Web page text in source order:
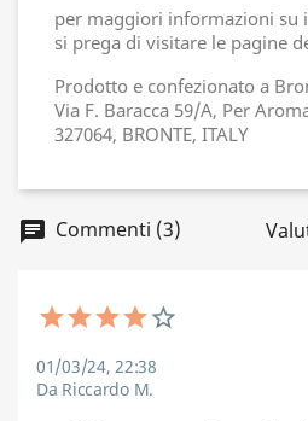
per maggiori informazioni su
si prega di visitare le pagine
Prodotto e confezionato a
Via F. Baracca 59/A, Per
327064, BRONTE, ITALY
chat Commenti (3)
01/03/24, 22:38
Da Riccardo M.